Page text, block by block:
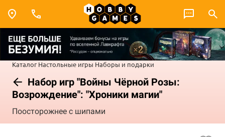
Каталог Настольные игры Наборы и подарки
Набор игр "Войны Чёрной Розы:
Возрождение": "Хроники магии"
Поосторожнее с шипами